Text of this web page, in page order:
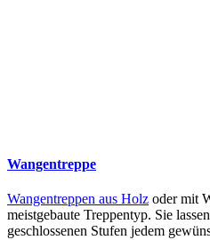
Wangentreppe
Wangentreppen aus Holz oder mit
meistgebaute Treppentyp. Sie
geschlossenen Stufen jedem